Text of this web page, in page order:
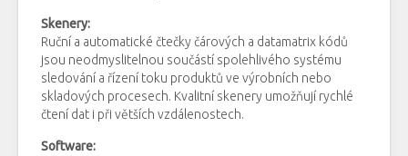
Skenery:
Ruční a automatické čtečky čárových a datamatrix kódů
jsou neodmyslitelnou součástí spolehlivého systému
sledování a řízení toku produktů ve výrobních nebo
skladových procesech. Kvalitní skenery umožňují rychlé
čtení dat i při větších vzdálenostech.
Software: